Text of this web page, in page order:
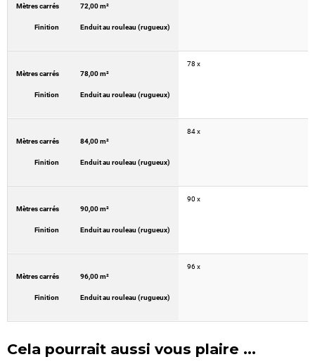
Mètres carrés 72,00 m²
Finition Enduit au rouleau (rugueux)
Mètres carrés 78,00 m²
Finition Enduit au rouleau (rugueux)
78 x
Mètres carrés 84,00 m²
Finition Enduit au rouleau (rugueux)
84 x
Mètres carrés 90,00 m²
Finition Enduit au rouleau (rugueux)
90 x
Mètres carrés 96,00 m²
Finition Enduit au rouleau (rugueux)
96 x
Cela pourrait aussi vous plaire ...